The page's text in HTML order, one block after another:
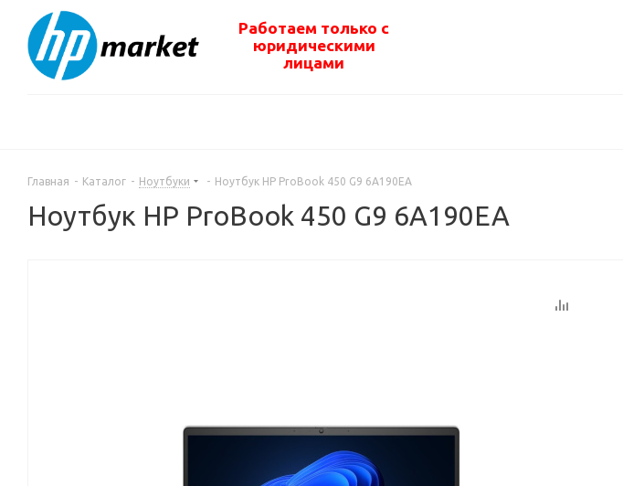
Работаем только с
юридическими
лицами
Главная - Каталог - Ноутбуки - Ноутбук HP ProBook 450 G9 6A190EA
Ноутбук HP ProBook 450 G9 6A190EA